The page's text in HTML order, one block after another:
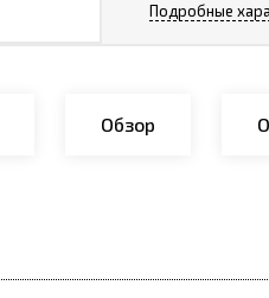
Подробные
Обзор